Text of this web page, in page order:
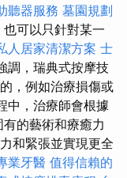
聽器服務 墓園規劃
可以只針對某一
人居家清潔方案 士
調，瑞典式按摩技
，例如治療損傷或
中，治療師會根據
的藝術和療癒力
和緊張並實現更全
業牙醫 值得信賴的